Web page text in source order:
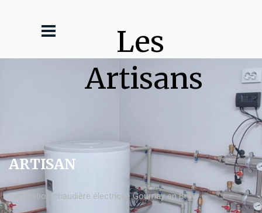
Les
Artisans
ARTISAN
Installation chaudière électrique Gournay en Bray